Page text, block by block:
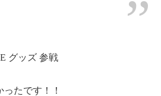
グッズ 参戦
たです！！